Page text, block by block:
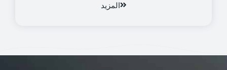
المزيد